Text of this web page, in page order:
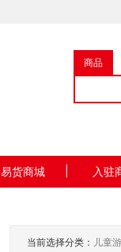
商品
易货商城 入驻
当前选择分类： 儿童